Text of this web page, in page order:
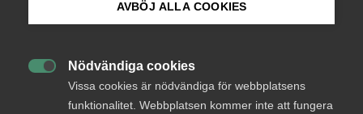
AVBÖJ ALLA COOKIES
Nödvändiga cookies
Vissa cookies är nödvändiga för webbplatsens
funktionalitet. Webbplatsen kommer inte att fungera
Logga in på Arbetsgivarguiden
Kulturdepartementet
14 mars 2016